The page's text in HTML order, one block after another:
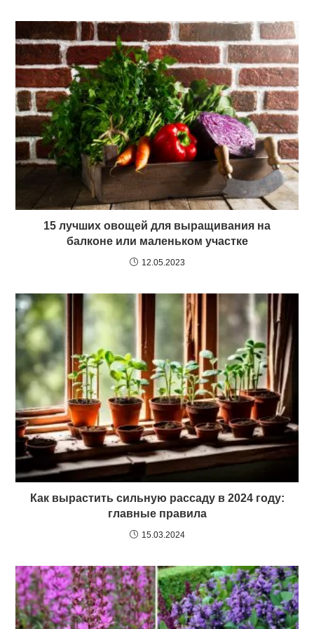
15 лучших овощей для выращивания на
балконе или маленьком участке
12.05.2023
Как вырастить сильную рассаду в 2024 году:
главные правила
15.03.2024